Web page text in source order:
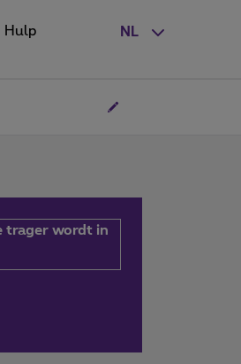
NL
Hulp
trager wordt in